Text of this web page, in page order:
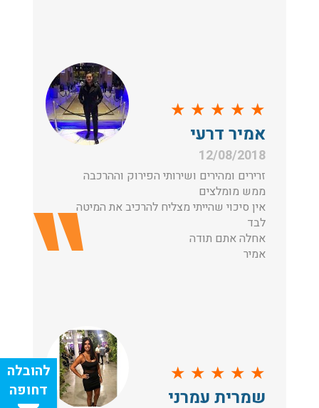
★
★
★
★
★
אמיר דרעי
12/08/2018
זרירים ומהירים ושירותי הפירוק וההרכבה
ממש מומלצים
אין סיכוי שהייתי מצליח להרכיב את המיטה
לבד
אחלה אתם תודה
אמיר
★
★
★
★
★
שמרית עמרני